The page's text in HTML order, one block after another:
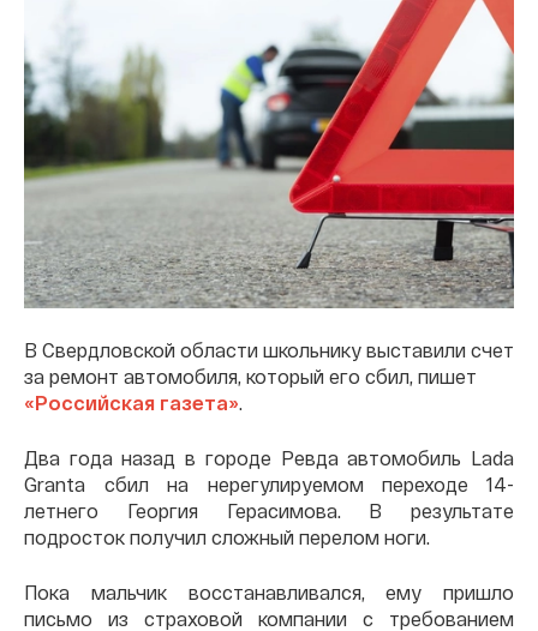
В Свердловской области школьнику выставили счет
за ремонт автомобиля, который его сбил, пишет
«Российская газета».
Два года назад в городе Ревда автомобиль Lada
Granta сбил на нерегулируемом переходе 14-
летнего Георгия Герасимова. В результате
подросток получил сложный перелом ноги.
Пока мальчик восстанавливался, ему пришло
письмо из страховой компании с требованием